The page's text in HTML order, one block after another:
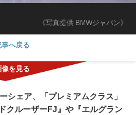
《写真提供 BMWジャパン》
事へ戻る
シェア、「プレミアムクラス」
クルーザーFJ』や『エルグラン